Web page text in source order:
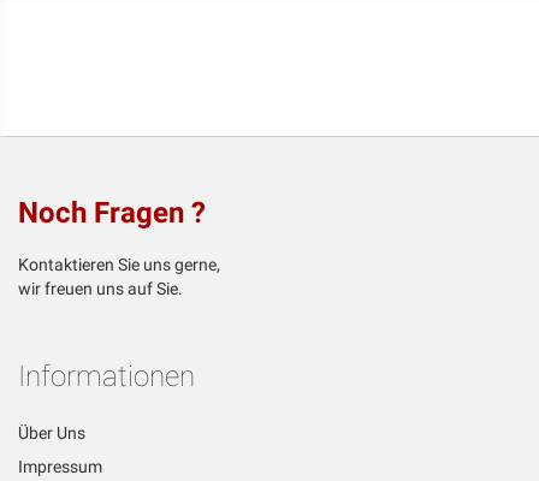
Noch Fragen ?
Kontaktieren Sie uns gerne,
wir freuen uns auf Sie.
Informationen
Über Uns
Impressum